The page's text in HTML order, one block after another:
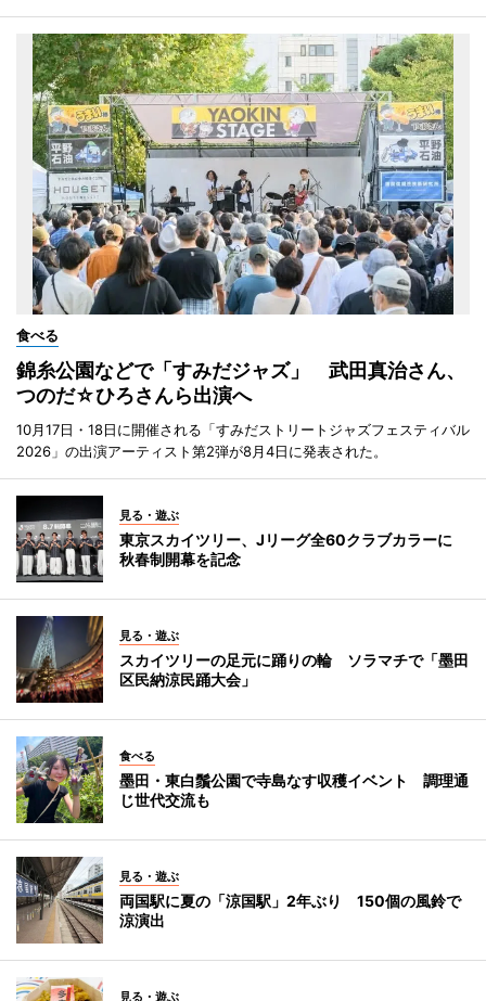
食べる
錦糸公園などで「すみだジャズ」 武田真治さん、
つのだ☆ひろさんら出演へ
10月17日・18日に開催される「すみだストリートジャズフェスティバル
2026」の出演アーティスト第2弾が8月4日に発表された。
見る・遊ぶ
東京スカイツリー、Jリーグ全60クラブカラーに
秋春制開幕を記念
見る・遊ぶ
スカイツリーの足元に踊りの輪 ソラマチで「墨田
区民納涼民踊大会」
食べる
墨田・東白鬚公園で寺島なす収穫イベント 調理通
じ世代交流も
見る・遊ぶ
両国駅に夏の「涼国駅」2年ぶり 150個の風鈴で
涼演出
見る・遊ぶ